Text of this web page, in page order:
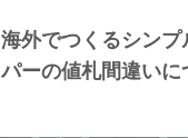
海外でつくるシン
パーの値札間違いに